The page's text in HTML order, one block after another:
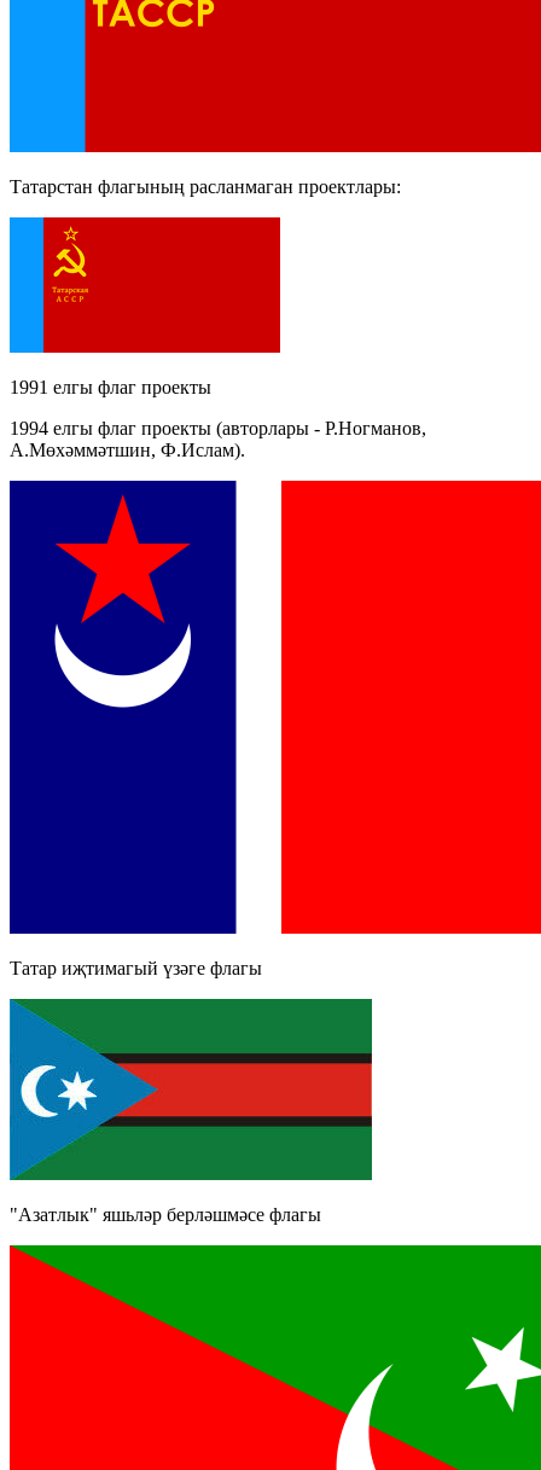
Татарстан флагының расланмаган проектлары:
1991 елгы флаг проекты
1994 елгы флаг проекты (авторлары - Р.Ногманов,
А.Мөхәммәтшин, Ф.Ислам).
Татар иҗтимагый үзәге флагы
"Азатлык" яшьләр берләшмәсе флагы